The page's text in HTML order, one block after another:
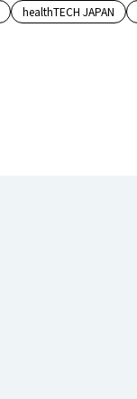
healthTECH JAPAN